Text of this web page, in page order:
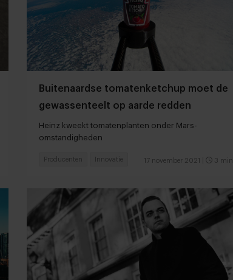
Buitenaardse tomatenketchup moet de
gewassenteelt op aarde redden
Heinz kweekt tomatenplanten onder Mars-
omstandigheden
17 november 2021 3 min
Producenten Innovatie